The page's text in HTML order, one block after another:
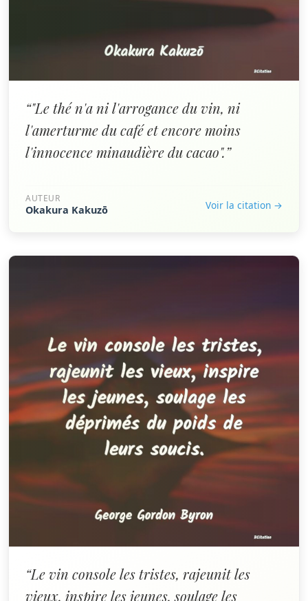
“"Le thé n'a ni l'arrogance du vin, ni
l'amerturme du café et encore moins
l'innocence minaudière du cacao".”
AUTEUR
Okakura Kakuzō Voir la citation →
“Le vin console les tristes, rajeunit les
vieux, inspire les jeunes, soulage les